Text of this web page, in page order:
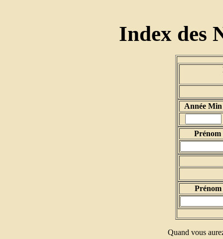
Index des
Année Min
Prénom
Prénom
Quand vous